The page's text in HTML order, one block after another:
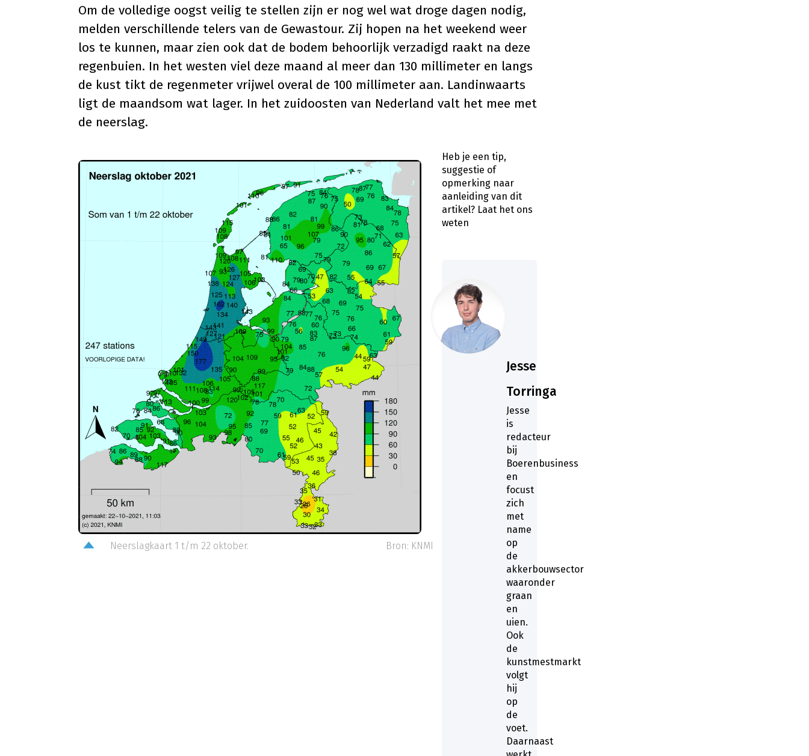
Om de volledige oogst veilig te stellen zijn er nog wel wat droge dagen nodig,
melden verschillende telers van de Gewastour. Zij hopen na het weekend weer
los te kunnen, maar zien ook dat de bodem behoorlijk verzadigd raakt na deze
regenbuien. In het westen viel deze maand al meer dan 130 millimeter en langs
de kust tikt de regenmeter vrijwel overal de 100 millimeter aan. Landinwaarts
ligt de maandsom wat lager. In het zuidoosten van Nederland valt het mee met
de neerslag.
Neerslagkaart 1 t/m 22 oktober. Bron: KNMI
Heb je een tip,
suggestie of
opmerking naar
aanleiding van dit
artikel? Laat het ons
weten
Jesse
Torringa
Jesse
is
redacteur
bij
Boerenbusiness
en
focust
zich
met
name
op
de
akkerbouwsector
waaronder
graan
en
uien.
Ook
de
kunstmestmarkt
volgt
hij
op
de
voet.
Daarnaast